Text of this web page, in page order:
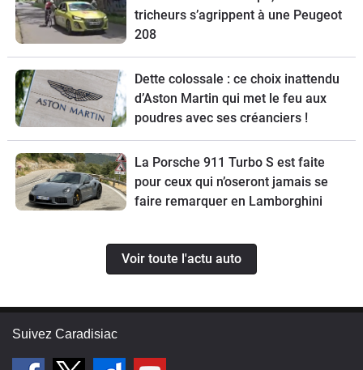
tricheurs s’agrippent à une Peugeot
208
Dette colossale : ce choix inattendu
d’Aston Martin qui met le feu aux
poudres avec ses créanciers !
La Porsche 911 Turbo S est faite
pour ceux qui n’oseront jamais se
faire remarquer en Lamborghini
Voir toute l'actu auto
Suivez Caradisiac